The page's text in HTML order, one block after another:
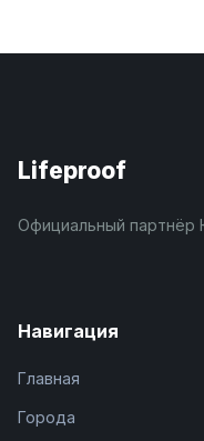
Lifeproof
Официальный партнёр
Навигация
Главная
Города